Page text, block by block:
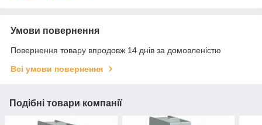
Умови повернення
Повернення товару впродовж 14 днів за домовленістю
Всі умови повернення
Подібні товари компанії